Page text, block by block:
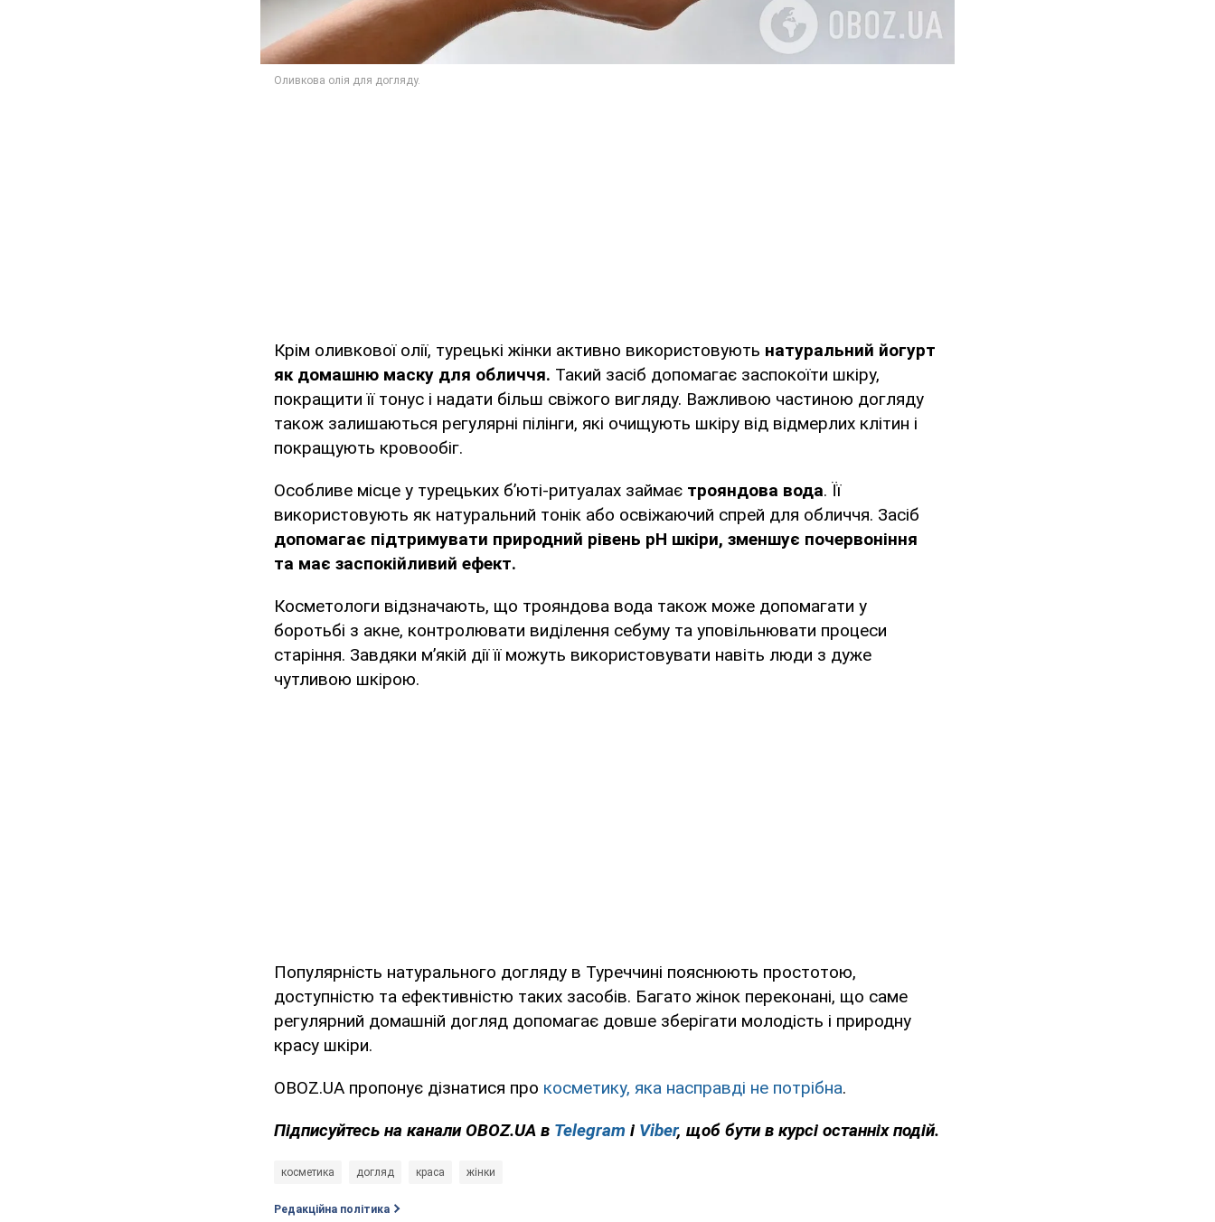
Крім оливкової олії, турецькі жінки активно використовують натуральний йогурт
як домашню маску для обличчя. Такий засіб допомагає заспокоїти шкіру,
покращити її тонус і надати більш свіжого вигляду. Важливою частиною догляду
також залишаються регулярні пілінги, які очищують шкіру від відмерлих клітин і
покращують кровообіг.
Особливе місце у турецьких б’юті-ритуалах займає трояндова вода. Її
використовують як натуральний тонік або освіжаючий спрей для обличчя. Засіб
допомагає підтримувати природний рівень pH шкіри, зменшує почервоніння
та має заспокійливий ефект.
Косметологи відзначають, що трояндова вода також може допомагати у
боротьбі з акне, контролювати виділення себуму та уповільнювати процеси
старіння. Завдяки м’якій дії її можуть використовувати навіть люди з дуже
чутливою шкірою.
Популярність натурального догляду в Туреччині пояснюють простотою,
доступністю та ефективністю таких засобів. Багато жінок переконані, що саме
регулярний домашній догляд допомагає довше зберігати молодість і природну
красу шкіри.
OBOZ.UA пропонує дізнатися про косметику, яка насправді не потрібна.
Підписуйтесь на канали OBOZ.UA в Telegram і Viber, щоб бути в курсі останніх подій.
косметика догляд краса жінки
Редакційна політика